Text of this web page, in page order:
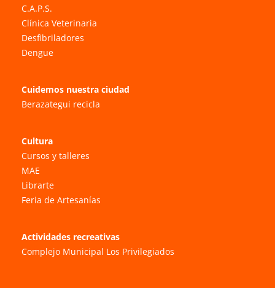
C.A.P.S.
Clínica Veterinaria
Desfibriladores
Dengue
Cuidemos nuestra ciudad
Berazategui recicla
Cultura
Cursos y talleres
MAE
Librarte
Feria de Artesanías
Actividades recreativas
Complejo Municipal Los Privilegiados